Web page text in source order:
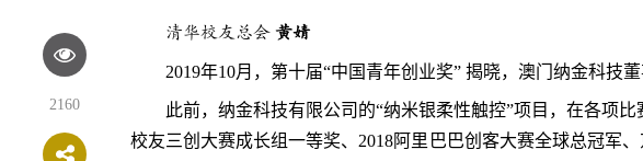
2160
清华校友总会 黄婧
2019年10月，第十届“中国青年创业奖” 揭晓，澳门纳金科技
此前，纳金科技有限公司的“纳米银柔性触控”项目，在各项
校友三创大赛成长组一等奖、2018阿里巴巴创客大赛全球总冠军